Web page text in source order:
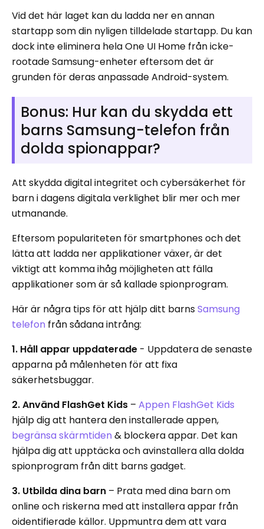
Vid det här laget kan du ladda ner en annan
startapp som din nyligen tilldelade startapp. Du kan
dock inte eliminera hela One UI Home från icke-
rootade Samsung-enheter eftersom det är
grunden för deras anpassade Android-system.
Bonus: Hur kan du skydda ett
barns Samsung-telefon från
dolda spionappar?
Att skydda digital integritet och cybersäkerhet för
barn i dagens digitala verklighet blir mer och mer
utmanande.
Eftersom populariteten för smartphones och det
lätta att ladda ner applikationer växer, är det
viktigt att komma ihåg möjligheten att fälla
applikationer som är så kallade spionprogram.
Här är några tips för att hjälp ditt barnsSamsung
telefon från sådana intrång:
1. Håll appar uppdaterade - Uppdatera de senaste
apparna på målenheten för att fixa
säkerhetsbuggar.
2. Använd FlashGet Kids – Appen FlashGet Kids
hjälp dig att hantera den installerade appen,
begränsa skärmtiden & blockera appar. Det kan
hjälpa dig att upptäcka och avinstallera alla dolda
spionprogram från ditt barns gadget.
3. Utbilda dina barn – Prata med dina barn om
online och riskerna med att installera appar från
oidentifierade källor. Uppmuntra dem att vara